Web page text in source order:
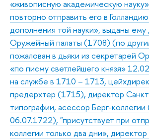
«живописную академическую
повторно отправить его в
дополнения той науки», выданы ему
Оружейный палаты (1708) (по
пожалован в дьяки из секретарей
«по писму светлейшего князя»
на службе в 1710 – 1713,
предерхтер (1715), директор
типографии, асессор Берг-
06.07.1722), "присутствует при
коллегии только два дни»,